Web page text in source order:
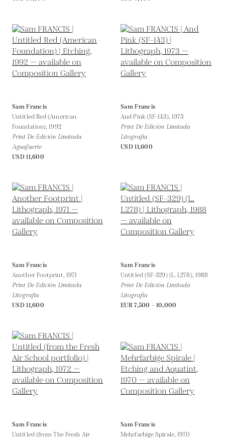
Sam Francis
Untitled Red (American
Foundation),1992
Print De Edición Limitada
Aguafuerte
USD 11,600
Sam Francis
And Pink (SF-143), 1973
Print De Edición Limitada
Litografía
USD 11,600
Sam Francis
Another Footprint, 1971
Print De Edición Limitada
Litografía
USD 11,600
Sam Francis
Untitled (SF-329) (L. L278), 1988
Print De Edición Limitada
Litografía
EUR 7,500 - 10,000
Sam Francis
Untitled (from The Fresh Air
Sam Francis
Mehrfarbige Spirale,1970